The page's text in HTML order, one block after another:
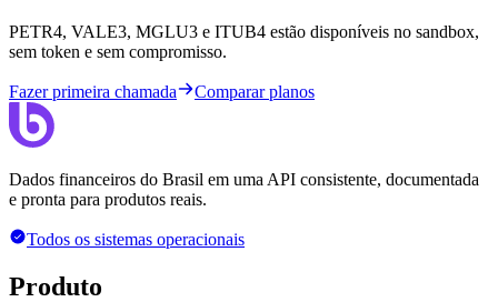
PETR4, VALE3, MGLU3 e ITUB4 estão disponíveis no sandbox,
sem token e sem compromisso.
Fazer primeira chamada Comparar planos
Dados financeiros do Brasil em uma API consistente, documentada
e pronta para produtos reais.
Todos os sistemas operacionais
Produto